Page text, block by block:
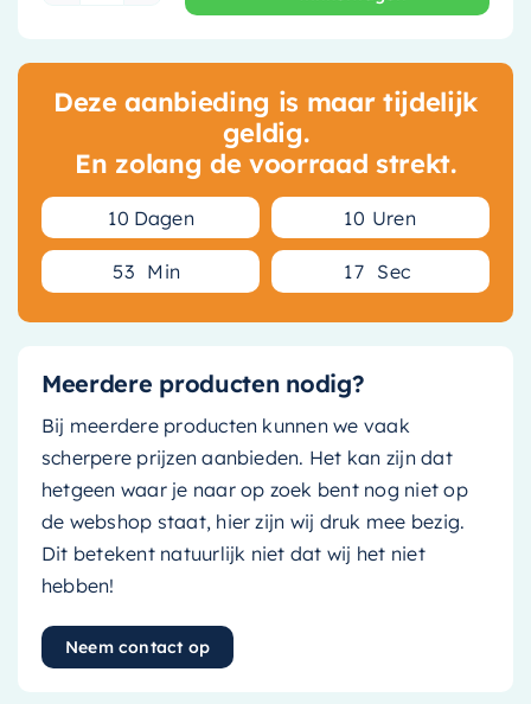
Deze aanbieding is maar tijdelijk
geldig.
En zolang de voorraad strekt.
10 Dagen 10 Uren
53 Min 16 Sec
Meerdere producten nodig?
Bij meerdere producten kunnen we vaak
scherpere prijzen aanbieden. Het kan zijn dat
hetgeen waar je naar op zoek bent nog niet op
de webshop staat, hier zijn wij druk mee bezig.
Dit betekent natuurlijk niet dat wij het niet
hebben!
Neem contact op